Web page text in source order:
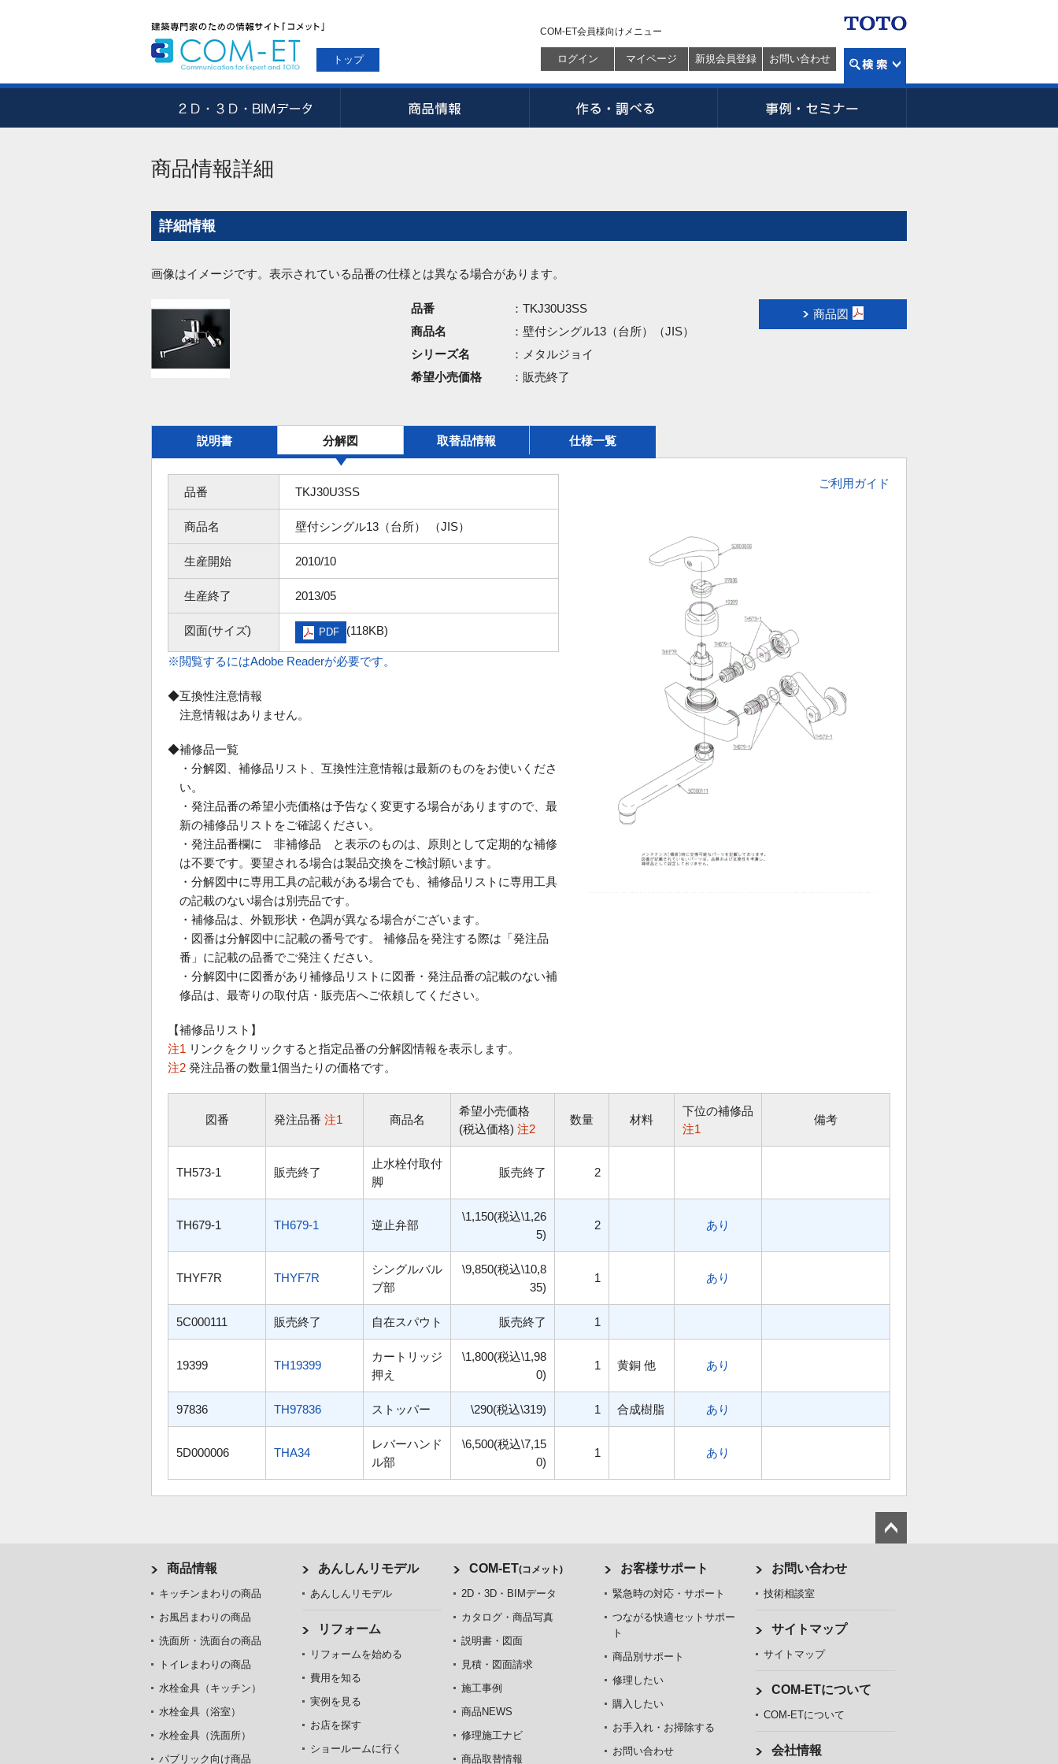
トップ
COM-ET会員様向けメニュー
ログイン マイページ 新規会員登録 お問い合わせ
商品情報詳細
詳細情報
画像はイメージです。表示されている品番の仕様とは異なる場合があります。
品番
：TKJ30U3SS
商品名
：壁付シングル13（台所）（JIS）
シリーズ名
：メタルジョイ
希望小売価格
：販売終了
商品図
説明書 分解図 取替品情報 仕様一覧
品番 TKJ30U3SS
商品名 壁付シングル13（台所） （JIS）
生産開始 2010/10
生産終了 2013/05
図面(サイズ) PDF (118KB)
※閲覧するにはAdobe Readerが必要です。
◆互換性注意情報
注意情報はありません。
◆補修品一覧
・分解図、補修品リスト、互換性注意情報は最新のものをお使いくださ
い。
・発注品番の希望小売価格は予告なく変更する場合がありますので、最
新の補修品リストをご確認ください。
・発注品番欄に 非補修品 と表示のものは、原則として定期的な補修
は不要です。要望される場合は製品交換をご検討願います。
・分解図中に専用工具の記載がある場合でも、補修品リストに専用工具
の記載のない場合は別売品です。
・補修品は、外観形状・色調が異なる場合がございます。
・図番は分解図中に記載の番号です。 補修品を発注する際は「発注品
番」に記載の品番でご発注ください。
・分解図中に図番があり補修品リストに図番・発注品番の記載のない補
修品は、最寄りの取付店・販売店へご依頼してください。
ご利用ガイド
【補修品リスト】
注1 リンクをクリックすると指定品番の分解図情報を表示します。
注2 発注品番の数量1個当たりの価格です。
図番 発注品番 注1 商品名
希望小売価格
(税込価格) 注2
数量 材料
下位の補修品
注1
備考
TH573-1 販売終了
止水栓付取付
脚
販売終了 2
TH679-1 TH679-1 逆止弁部
\1,150(税込\1,26
5)
2 あり
THYF7R THYF7R
シングルバル
ブ部
\9,850(税込\10,8
35)
1 あり
5C000111 販売終了 自在スパウト 販売終了 1
19399 TH19399
カートリッジ
押え
\1,800(税込\1,98
0)
1 黄銅 他 あり
97836 TH97836 ストッパー \290(税込\319) 1 合成樹脂 あり
5D000006 THA34
レバーハンド
ル部
\6,500(税込\7,15
0)
1 あり
商品情報
キッチンまわりの商品
お風呂まわりの商品
洗面所・洗面台の商品
トイレまわりの商品
水栓金具（キッチン）
水栓金具（浴室）
水栓金具（洗面所）
パブリック向け商品
あんしんリモデル
あんしんリモデル
リフォーム
リフォームを始める
費用を知る
実例を見る
お店を探す
ショールームに行く
COM-ET(コメット)
2D・3D・BIMデータ
カタログ・商品写真
説明書・図面
見積・図面請求
施工事例
商品NEWS
修理施工ナビ
商品取替情報
お客様サポート
緊急時の対応・サポート
つながる快適セットサポー
ト
商品別サポート
修理したい
購入したい
お手入れ・お掃除する
お問い合わせ
お問い合わせ
技術相談室
サイトマップ
サイトマップ
COM-ETについて
COM-ETについて
会社情報